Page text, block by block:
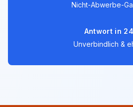
Nicht-Abwerbe-
Antwort in
Unverbindlich &